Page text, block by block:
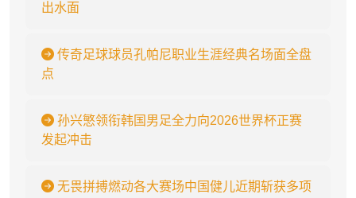
出水面
传奇足球球员孔帕尼职业生涯经典名场面全盘
点
孙兴慜领衔韩国男足全力向2026世界杯正赛
发起冲击
无畏拼搏燃动各大赛场中国健儿近期斩获多项